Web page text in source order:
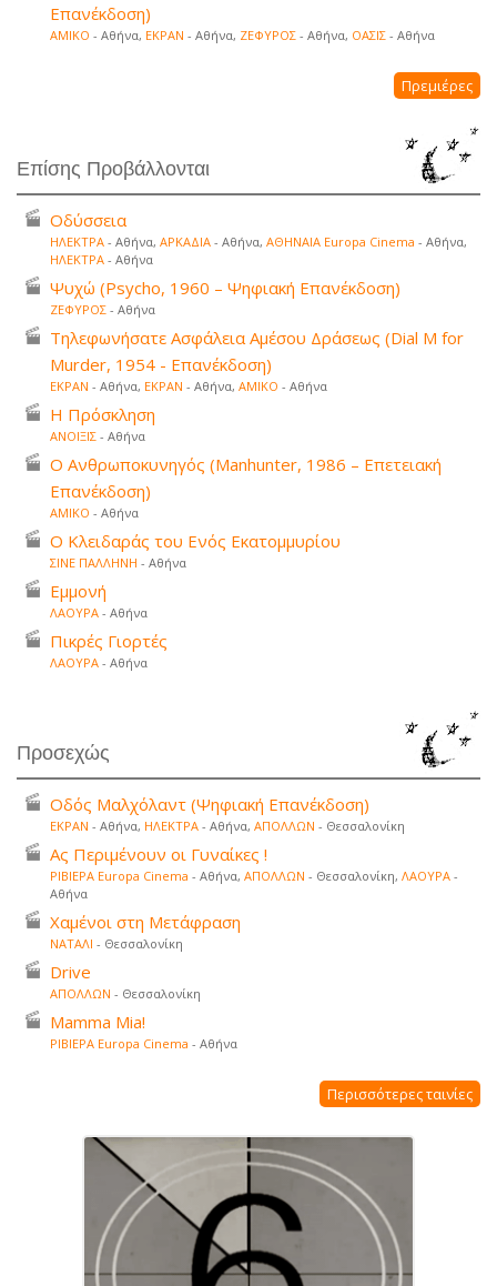
Επανέκδοση)
ΑΜΙΚΟ - Αθήνα, ΕΚΡΑΝ - Αθήνα, ΖΕΦΥΡΟΣ - Αθήνα, ΟΑΣΙΣ - Αθήνα
Πρεμιέρες
Επίσης Προβάλλονται
Οδύσσεια
ΗΛΕΚΤΡΑ - Αθήνα, ΑΡΚΑΔΙΑ - Αθήνα, ΑΘΗΝΑΙΑ Europa Cinema - Αθήνα,
ΗΛΕΚΤΡΑ - Αθήνα
Ψυχώ (Psycho, 1960 – Ψηφιακή Επανέκδοση)
ΖΕΦΥΡΟΣ - Αθήνα
Τηλεφωνήσατε Ασφάλεια Αμέσου Δράσεως (Dial M for
Murder, 1954 - Επανέκδοση)
ΕΚΡΑΝ - Αθήνα, ΕΚΡΑΝ - Αθήνα, ΑΜΙΚΟ - Αθήνα
Η Πρόσκληση
ΑΝΟΙΞΙΣ - Αθήνα
Ο Ανθρωποκυνηγός (Manhunter, 1986 – Επετειακή
Επανέκδοση)
ΑΜΙΚΟ - Αθήνα
Ο Κλειδαράς του Ενός Εκατομμυρίου
ΣΙΝΕ ΠΑΛΛΗΝΗ - Αθήνα
Εμμονή
ΛΑΟΥΡΑ - Αθήνα
Πικρές Γιορτές
ΛΑΟΥΡΑ - Αθήνα
Προσεχώς
Οδός Μαλχόλαντ (Ψηφιακή Επανέκδοση)
ΕΚΡΑΝ - Αθήνα, ΗΛΕΚΤΡΑ - Αθήνα, ΑΠΟΛΛΩΝ - Θεσσαλονίκη
Ας Περιμένουν οι Γυναίκες !
ΡΙΒΙΕΡΑ Europa Cinema - Αθήνα, ΑΠΟΛΛΩΝ - Θεσσαλονίκη, ΛΑΟΥΡΑ -
Αθήνα
Χαμένοι στη Μετάφραση
ΝΑΤΑΛΙ - Θεσσαλονίκη
Drive
ΑΠΟΛΛΩΝ - Θεσσαλονίκη
Mamma Mia!
ΡΙΒΙΕΡΑ Europa Cinema - Αθήνα
Περισσότερες ταινίες